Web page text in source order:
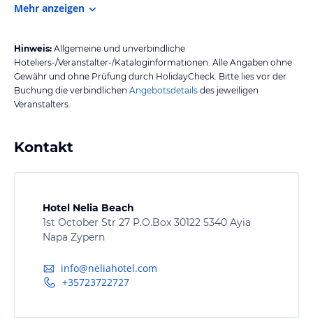
Mehr anzeigen
Hinweis: Allgemeine und unverbindliche
Hoteliers-/Veranstalter-/Kataloginformationen. Alle Angaben ohne
Gewähr und ohne Prüfung durch HolidayCheck. Bitte lies vor der
Buchung die verbindlichen Angebotsdetails des jeweiligen
Veranstalters.
Kontakt
Hotel Nelia Beach
1st October Str 27 P.O.Box 30122 5340 Ayia
Napa Zypern
info@neliahotel.com
+35723722727